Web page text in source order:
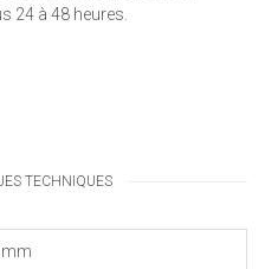
24 à 48 heures.
TECHNIQUES
mm